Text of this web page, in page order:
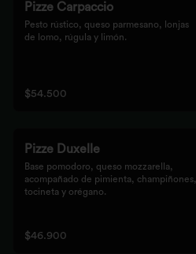
Pizze Carpaccio
Pesto rústico, queso parmesano, lonjas
de lomo, rúgula y limón.
$54.500
Pizze Duxelle
Base pomodoro, queso mozzarella,
acompañado de pimienta, champiñones,
tocineta y orégano.
$46.900